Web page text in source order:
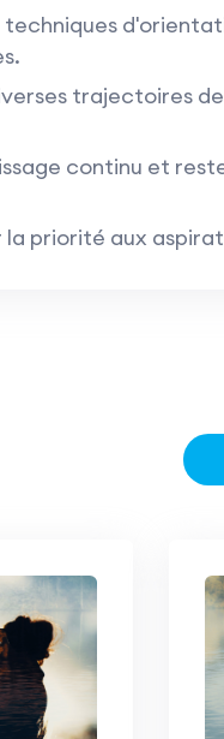
trajectoires
continu et
priorité aux